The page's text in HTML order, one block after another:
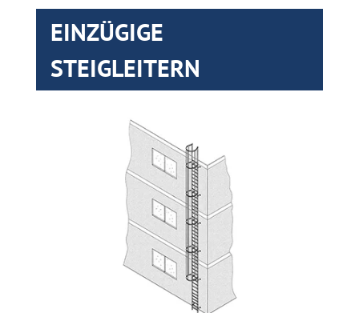
EINZÜGIGE
STEIGLEITERN